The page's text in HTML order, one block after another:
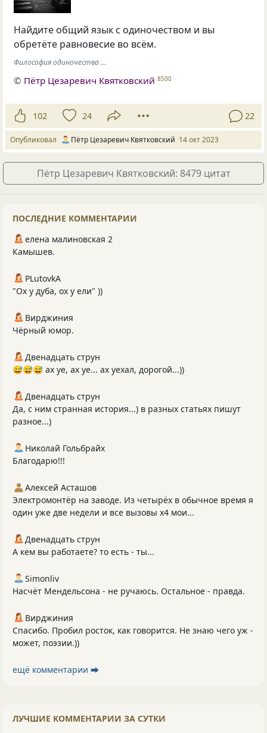
Найдите общий язык с одиночеством и вы
обретёте равновесие во всём.
Философия одиночества ...
© Пётр Цезаревич Квятковский 8500
102 24 22
Опубликовал Пётр Цезаревич Квятковский 14 окт 2023
Пётр Цезаревич Квятковский: 8479 цитат
ПОСЛЕДНИЕ КОММЕНТАРИИ
елена малиновская 2
Камышев.
PLutоvkА
"Ох у дуба, ох у ели" ))
Вирджиния
Чёрный юмор.
Двенадцать струн
😅😅😅 ах уе, ах уе... ах уехал, дорогой...))
Двенадцать струн
Да, с ним странная история...) в разных статьях пишут
разное...)
Николай Гольбрайх
Благодарю!!!
Алексей Асташов
Электромонтёр на заводе. Из четырёх в обычное время я
один уже две недели и все вызовы х4 мои...
Двенадцать струн
А кем вы работаете? то есть - ты...
Simonliv
Насчёт Мендельсона - не ручаюсь. Остальное - правда.
Вирджиния
Спасибо. Пробил росток, как говорится. Не знаю чего уж -
может, поэзии.))
ещё комментарии ⮕
ЛУЧШИЕ КОММЕНТАРИИ ЗА СУТКИ